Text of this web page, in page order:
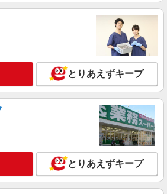
給：准看護師2200円〜/看護師2300円〜 ※資
験などによる
詳細を見る
駅◆病院の補助STAFF◆患者さん支援/消
正社員】月給240,000〜400,000円 ・基本
円〜220,000円 ・資格手当：10,000〜
円 ・役職手当：10,000〜70,000円 ・処遇改
：20,000〜60,000円（勤続年数、保有資格
変動） ・固定残業手当：20,000円（10時
都江東区
とりあえずキープ
とりあえずキープ